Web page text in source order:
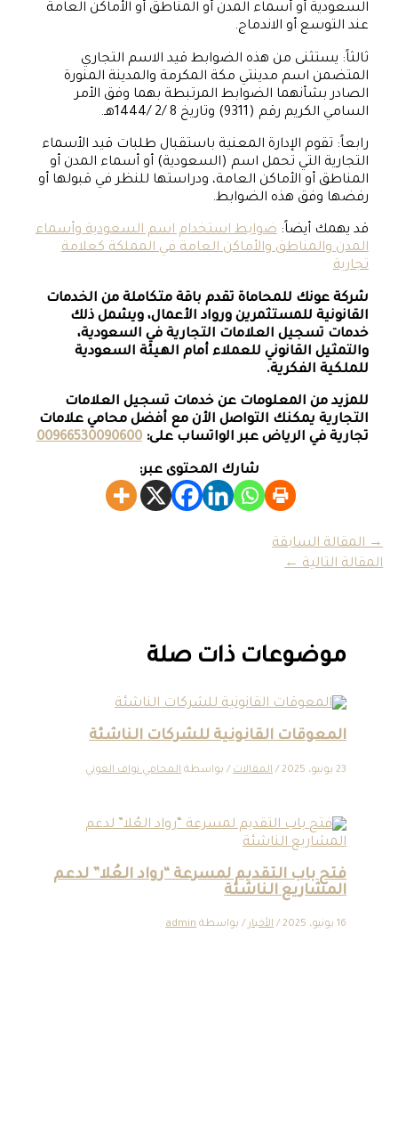
السعودية أو أسماء المدن أو المناطق أو الأماكن العامة
عند التوسع أو الاندماج.
ثالثاً: يستثنى من هذه الضوابط قيد الاسم التجاري
المتضمن اسم مدينتي مكة المكرمة والمدينة المنورة
الصادر بشأنهما الضوابط المرتبطة بهما وفق الأمر
السامي الكريم رقم (9311) وتاريخ 8 /2 /1444هـ.
رابعاً: تقوم الإدارة المعنية باستقبال طلبات قيد الأسماء
التجارية التي تحمل اسم (السعودية) أو أسماء المدن أو
المناطق أو الأماكن العامة، ودراستها للنظر في قبولها أو
رفضها وفق هذه الضوابط.
قد يهمك أيضاً:ضوابط استخدام اسم السعودية وأسماء
المدن والمناطق والأماكن العامة في المملكة كعلامة
تجارية
شركة عونك للمحاماة تقدم باقة متكاملة من الخدمات
القانونية للمستثمرين ورواد الأعمال، ويشمل ذلك
خدمات تسجيل العلامات التجارية في السعودية،
والتمثيل القانوني للعملاء أمام الهيئة السعودية
للملكية الفكرية.
للمزيد من المعلومات عن خدمات تسجيل العلامات
التجارية يمكنك التواصل الأن مع أفضل محامي علامات
تجارية في الرياض عبر الواتساب على:00966530090600
شارك المحتوى عبر:
→المقالة السابقة
المقالة التالية←
موضوعات ذات صلة
المعوقات القانونية للشركات الناشئة
23 يونيو، 2025 / المقالات / بواسطة المحامي نواف العوني
فتح باب التقديم لمسرعة “رواد العُلا” لدعم
المشاريع الناشئة
16 يونيو، 2025 / الأخبار / بواسطة admin